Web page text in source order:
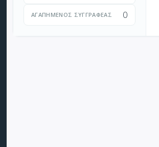
ΑΓΑΠΗΜΈΝΟΣ ΣΥΓΓΡΑΦΈΑΣ 0